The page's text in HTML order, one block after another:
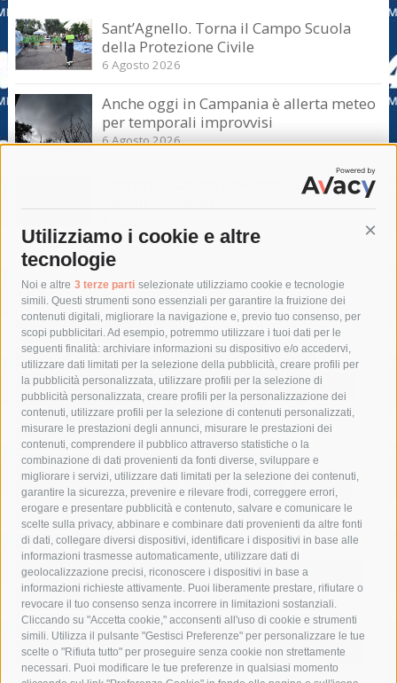
Utilizziamo i cookie e altre
tecnologie
Noi e altre 3 terze parti selezionate utilizziamo cookie e tecnologie
simili. Questi strumenti sono essenziali per garantire la fruizione dei
contenuti digitali, migliorare la navigazione e, previo tuo consenso, per
scopi pubblicitari. Ad esempio, potremmo utilizzare i tuoi dati per le
seguenti finalità: archiviare informazioni su dispositivo e/o accedervi,
utilizzare dati limitati per la selezione della pubblicità, creare profili per
la pubblicità personalizzata, utilizzare profili per la selezione di
pubblicità personalizzata, creare profili per la personalizzazione dei
contenuti, utilizzare profili per la selezione di contenuti personalizzati,
misurare le prestazioni degli annunci, misurare le prestazioni dei
contenuti, comprendere il pubblico attraverso statistiche o la
combinazione di dati provenienti da fonti diverse, sviluppare e
migliorare i servizi, utilizzare dati limitati per la selezione dei contenuti,
garantire la sicurezza, prevenire e rilevare frodi, correggere errori,
erogare e presentare pubblicità e contenuto, salvare e comunicare le
scelte sulla privacy, abbinare e combinare dati provenienti da altre fonti
di dati, collegare diversi dispositivi, identificare i dispositivi in base alle
informazioni trasmesse automaticamente, utilizzare dati di
geolocalizzazione precisi, riconoscere i dispositivi in base a
informazioni richieste attivamente. Puoi liberamente prestare, rifiutare o
revocare il tuo consenso senza incorrere in limitazioni sostanziali.
Cliccando su "Accetta cookie," acconsenti all'uso di cookie e strumenti
simili. Utilizza il pulsante "Gestisci Preferenze" per personalizzare le tue
scelte o "Rifiuta tutto" per proseguire senza cookie non strettamente
necessari. Puoi modificare le tue preferenze in qualsiasi momento
Sant’Agnello. Torna il Campo Scuola
della Protezione Civile
6 Agosto 2026
Anche oggi in Campania è allerta meteo
per temporali improvvisi
6 Agosto 2026
Domani e sabato interrotta la linea Eav
Tag
acqua allerta meteo
anas
area marina protetta di punta campanella
arresto
Asl Napoli 3 sud
capitaneria di porto capri
carabinieri
castellammare di stabia
circumvesuviana
comune di sorrento
concerto
contagi
costiera amalfitana
covid-19 eav
elezioni
fondazione sorrento
gori guardia costiera
incidente
lavori
lorenzo balducelli mare
massa lubrense
massimo coppola
Meta napoli
ordinanza
penisola sorrentina
piano di sorrento
polizia municipale
protezione civile
Regione Campania
sant'agnello
sindaco cuomo
sorrento studenti temporali
treni
turismo
Vico Equense villa fiorentino vincenzo de luca